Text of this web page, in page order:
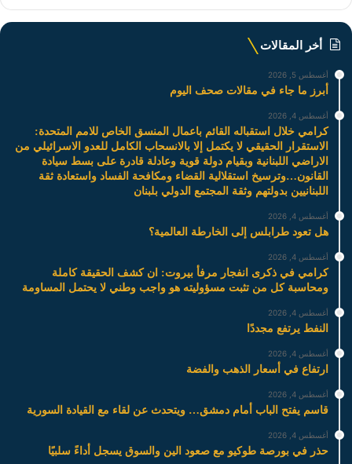
أخر المقالات
أغسطس 5, 2026
أبرز ما جاء في مقالات صحف اليوم
أغسطس 4, 2026
كرامي خلال استقباله القائم باعمال المنسق الخاص للامم المتحدة:
الاستقرار الحقيقي لا يكتمل إلا بالانسحاب الكامل للعدو الاسرائيلي من
الاراضي اللبنانية وبقيام دولة قوية وعادلة قادرة على بسط سيادة
القانون…وترسيخ استقلالية القضاء ومكافحة الفساد واستعادة ثقة
اللبنانيين بدولتهم وثقة المجتمع الدولي بلبنان
أغسطس 4, 2026
هل تعود طرابلس إلى الخارطة العالمية؟
أغسطس 4, 2026
كرامي في ذكرى انفجار مرفأ بيروت: ان كشف الحقيقة كاملة
ومحاسبة كل من تثبت مسؤوليته هو واجب وطني لا يحتمل المساومة
أغسطس 4, 2026
النفط يرتفع مجددًا
أغسطس 4, 2026
ارتفاع في أسعار الذهب والفضة
أغسطس 4, 2026
قاسم يفتح الباب أمام دمشق… ويتحدث عن لقاء مع القيادة السورية
أغسطس 4, 2026
حذر في بورصة طوكيو مع صعود الين والسوق يسجل أداءً سلبيًا